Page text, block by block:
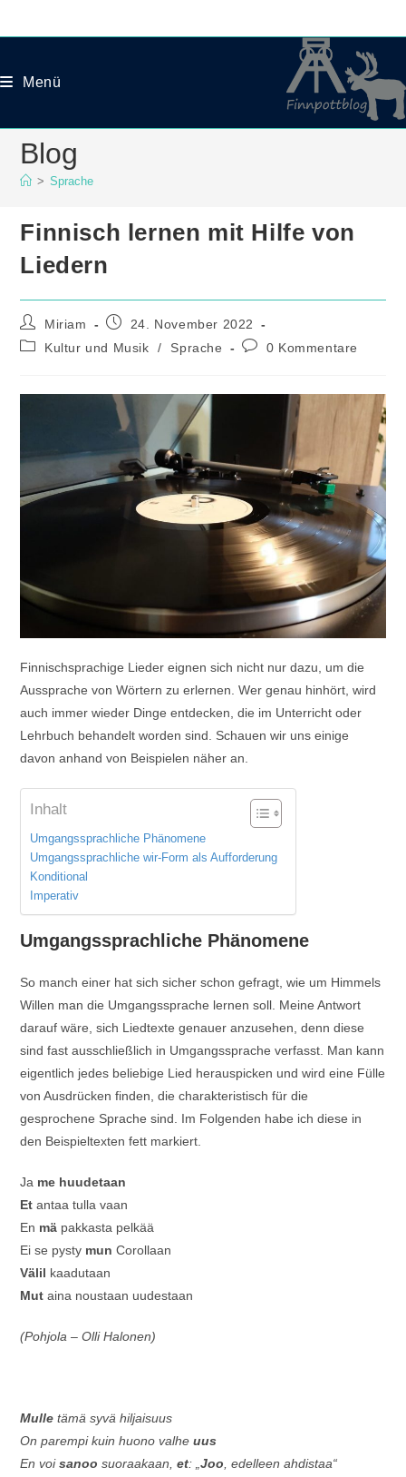
Menü
Blog
> Sprache
Finnisch lernen mit Hilfe von
Liedern
Beitrags-
Autor:
Miriam
Beitrag24. November 2022
Beitrags-Kultur und Musik / Sprache
Beitrags-
0 Kommentare
Finnischsprachige Lieder eignen sich nicht nur dazu, um die
Aussprache von Wörtern zu erlernen. Wer genau hinhört, wird
auch immer wieder Dinge entdecken, die im Unterricht oder
Lehrbuch behandelt worden sind. Schauen wir uns einige
davon anhand von Beispielen näher an.
Inhalt
Umgangssprachliche Phänomene
Umgangssprachliche wir-Form als Aufforderung
Konditional
Imperativ
Umgangssprachliche Phänomene
So manch einer hat sich sicher schon gefragt, wie um Himmels
Willen man die Umgangssprache lernen soll. Meine Antwort
darauf wäre, sich Liedtexte genauer anzusehen, denn diese
sind fast ausschließlich in Umgangssprache verfasst. Man kann
eigentlich jedes beliebige Lied herauspicken und wird eine Fülle
von Ausdrücken finden, die charakteristisch für die
gesprochene Sprache sind. Im Folgenden habe ich diese in
den Beispieltexten fett markiert.
Ja me huudetaan
Et antaa tulla vaan
En mä pakkasta pelkää
Ei se pysty mun Corollaan
Välil kaadutaan
Mut aina noustaan uudestaan
(Pohjola – Olli Halonen)
Mulle tämä syvä hiljaisuus
On parempi kuin huono valheuus
En voisanoo suoraakaan,et: „Joo , edelleen ahdistaa“